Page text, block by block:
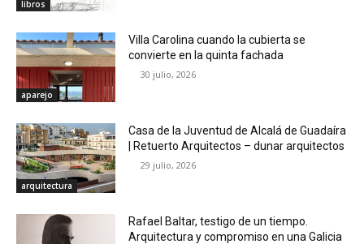
libros
aparejo
Villa Carolina cuando la cubierta se
convierte en la quinta fachada
30 julio, 2026
arquitectura
Casa de la Juventud de Alcalá de Guadaíra
| Retuerto Arquitectos – dunar arquitectos
29 julio, 2026
Rafael Baltar, testigo de un tiempo.
Arquitectura y compromiso en una Galicia